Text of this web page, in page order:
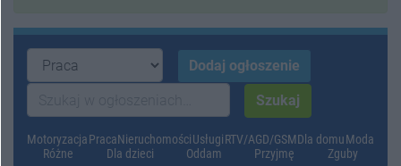
MotoryzacjaPracaNieruchomościUsługiRTV/AGD/GSMDla domuModa
Różne
Dla dzieci Oddam Przyjmę Zguby